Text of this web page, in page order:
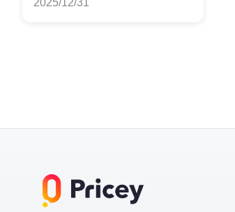
2025/12/31